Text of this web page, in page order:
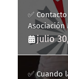
✅
Asociación
julio
✅ Cuando